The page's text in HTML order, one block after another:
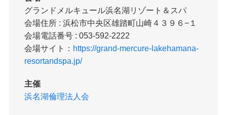
グランドメルキュール浜名湖リゾート＆スパ
会場住所 : 浜松市中央区雄踏町山崎４３９６−１
会場電話番号 : 053-592-2222
会場サイト： https://grand-mercure-lakehamana-
resortandspa.jp/
主催
浜名湖倫理法人会